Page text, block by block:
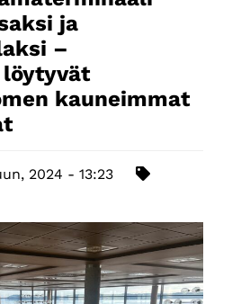
ja
–
kauneimmat
2024 - 13:23